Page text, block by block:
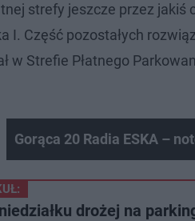
strefy jeszcze przez
I. Część pozostałych
w Strefie Płatnego
Gorąca 20 Radia ESKA –
drożej na